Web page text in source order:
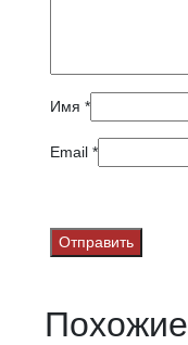
Имя *
Email *
Похожие